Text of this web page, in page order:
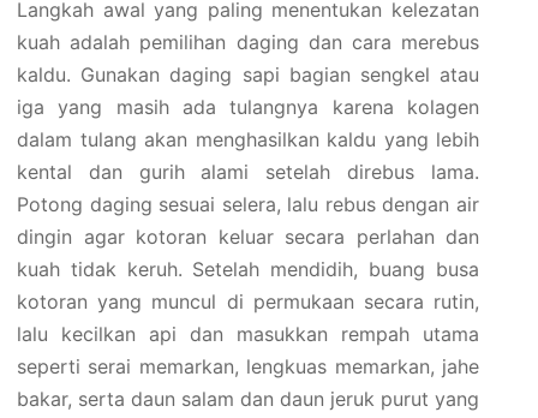
Langkah awal yang paling menentukan kelezatan
kuah adalah pemilihan daging dan cara merebus
kaldu. Gunakan daging sapi bagian sengkel atau
iga yang masih ada tulangnya karena kolagen
dalam tulang akan menghasilkan kaldu yang lebih
kental dan gurih alami setelah direbus lama.
Potong daging sesuai selera, lalu rebus dengan air
dingin agar kotoran keluar secara perlahan dan
kuah tidak keruh. Setelah mendidih, buang busa
kotoran yang muncul di permukaan secara rutin,
lalu kecilkan api dan masukkan rempah utama
seperti serai memarkan, lengkuas memarkan, jahe
bakar, serta daun salam dan daun jeruk purut yang